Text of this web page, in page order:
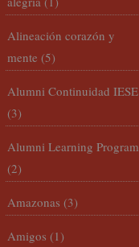
Alineación corazón y
mente (5)
Alumni Continuidad IESE
(3)
Alumni Learning Program
(2)
Amazonas (3)
Amigos (1)